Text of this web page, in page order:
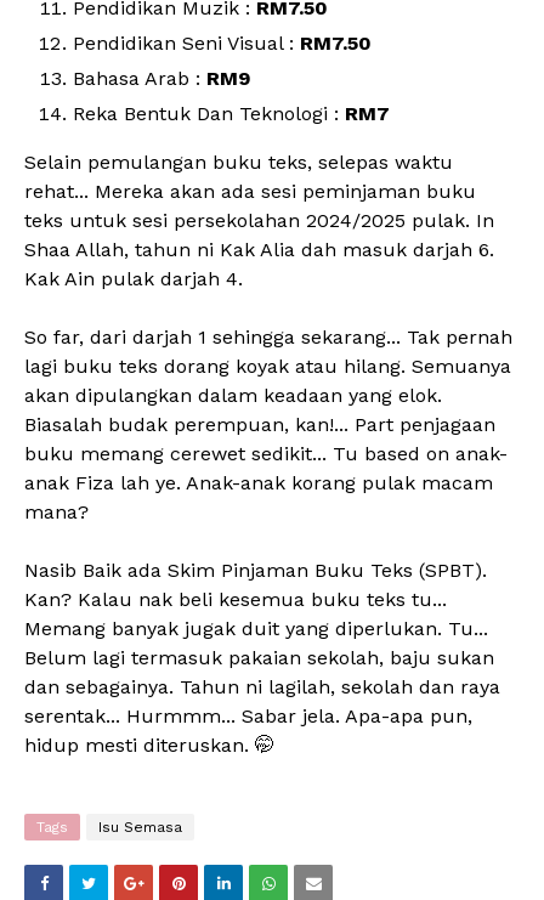
Pendidikan Muzik : RM7.50
Pendidikan Seni Visual : RM7.50
Bahasa Arab : RM9
Reka Bentuk Dan Teknologi : RM7
Selain pemulangan buku teks, selepas waktu
rehat... Mereka akan ada sesi peminjaman buku
teks untuk sesi persekolahan 2024/2025 pulak. In
Shaa Allah, tahun ni Kak Alia dah masuk darjah 6.
Kak Ain pulak darjah 4.
So far, dari darjah 1 sehingga sekarang... Tak pernah
lagi buku teks dorang koyak atau hilang. Semuanya
akan dipulangkan dalam keadaan yang elok.
Biasalah budak perempuan, kan!... Part penjagaan
buku memang cerewet sedikit... Tu based on anak-
anak Fiza lah ye. Anak-anak korang pulak macam
mana?
Nasib Baik ada Skim Pinjaman Buku Teks (SPBT).
Kan? Kalau nak beli kesemua buku teks tu...
Memang banyak jugak duit yang diperlukan. Tu...
Belum lagi termasuk pakaian sekolah, baju sukan
dan sebagainya. Tahun ni lagilah, sekolah dan raya
serentak... Hurmmm... Sabar jela. Apa-apa pun,
hidup mesti diteruskan. 🤭
Tags Isu Semasa